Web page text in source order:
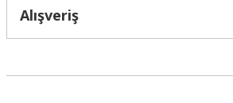
Alışveriş